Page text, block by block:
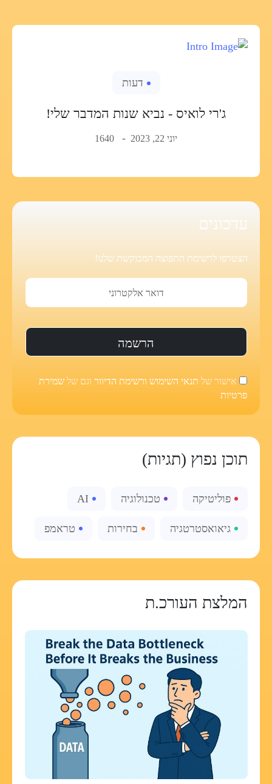
דעות
ג'רי לואיס - נביא שנות המדבר שלי!
יוני 22, 2023 1640
עדכונים
הצטרפו לרשימת התפוצה המבוקשת שלנו!
אישור של תנאי השימוש ורשימת הדיוור וגם שלשמירת
פרטיות
תוכן נפוץ (תגיות)
פוליטיקה טכנולוגיה AI
גיאואסטרטגיה בחירות טראמפ
המלצת העורכ.ת